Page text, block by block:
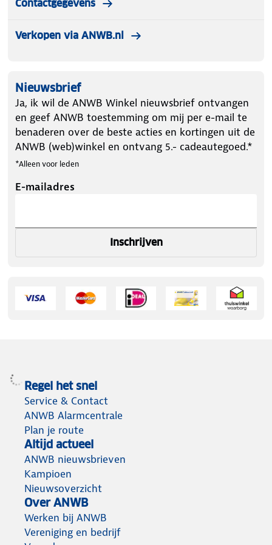
slaapzak is 205 cm.
Contactgegevens
Verkopen via ANWB.nl
Nieuwsbrief
Ja, ik wil de ANWB Winkel nieuwsbrief ontvangen
en geef ANWB toestemming om mij per e-mail te
benaderen over de beste acties en kortingen uit de
ANWB (web)winkel en ontvang 5.- cadeautegoed.*
*Alleen voor leden
E-mailadres
Inschrijven
Regel het snel
Service & Contact
ANWB Alarmcentrale
Plan je route
Altijd actueel
ANWB nieuwsbrieven
Kampioen
Nieuwsoverzicht
Over ANWB
Werken bij ANWB
Vereniging en bedrijf